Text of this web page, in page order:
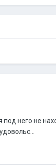
него не